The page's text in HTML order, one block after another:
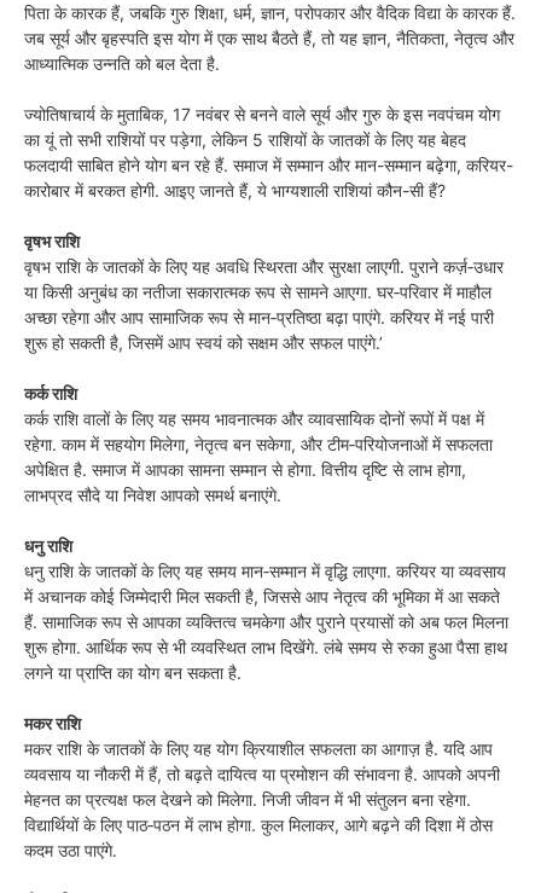
पिता के कारक हैं, जबकि गुरु शिक्षा, धर्म, ज्ञान, परोपकार और वैदिक विद्या के कारक हैं.
जब सूर्य और बृहस्पति इस योग में एक साथ बैठते हैं, तो यह ज्ञान, नैतिकता, नेतृत्व और
आध्यात्मिक उन्नति को बल देता है.
ज्योतिषाचार्य के मुताबिक, 17 नवंबर से बनने वाले सूर्य और गुरु के इस नवपंचम योग
का यूं तो सभी राशियों पर पड़ेगा, लेकिन 5 राशियों के जातकों के लिए यह बेहद
फलदायी साबित होने योग बन रहे हैं. समाज में सम्मान और मान-सम्मान बढ़ेगा, करियर-
कारोबार में बरकत होगी. आइए जानते हैं, ये भाग्यशाली राशियां कौन-सी हैं?
वृषभ राशि
वृषभ राशि के जातकों के लिए यह अवधि स्थिरता और सुरक्षा लाएगी. पुराने कर्ज़‑उधार
या किसी अनुबंध का नतीजा सकारात्मक रूप से सामने आएगा. घर‑परिवार में माहौल
अच्छा रहेगा और आप सामाजिक रूप से मान‑प्रतिष्ठा बढ़ा पाएंगे. करियर में नई पारी
शुरू हो सकती है, जिसमें आप स्वयं को सक्षम और सफल पाएंगे.’
कर्क राशि
कर्क राशि वालों के लिए यह समय भावनात्मक और व्यावसायिक दोनों रूपों में पक्ष में
रहेगा. काम में सहयोग मिलेगा, नेतृत्व बन सकेगा, और टीम‑परियोजनाओं में सफलता
अपेक्षित है. समाज में आपका सामना सम्मान से होगा. वित्तीय दृष्टि से लाभ होगा,
लाभप्रद सौदे या निवेश आपको समर्थ बनाएंगे.
धनु राशि
धनु राशि के जातकों के लिए यह समय मान‑सम्मान में वृद्धि लाएगा. करियर या व्यवसाय
में अचानक कोई जिम्मेदारी मिल सकती है, जिससे आप नेतृत्व की भूमिका में आ सकते
हैं. सामाजिक रूप से आपका व्यक्तित्व चमकेगा और पुराने प्रयासों को अब फल मिलना
शुरू होगा. आर्थिक रूप से भी व्यवस्थित लाभ दिखेंगे. लंबे समय से रुका हुआ पैसा हाथ
लगने या प्राप्ति का योग बन सकता है.
मकर राशि
मकर राशि के जातकों के लिए यह योग क्रियाशील सफलता का आगाज़ है. यदि आप
व्यवसाय या नौकरी में हैं, तो बढ़ते दायित्व या प्रमोशन की संभावना है. आपको अपनी
मेहनत का प्रत्यक्ष फल देखने को मिलेगा. निजी जीवन में भी संतुलन बना रहेगा.
विद्यार्थियों के लिए पाठ‑पठन में लाभ होगा. कुल मिलाकर, आगे बढ़ने की दिशा में ठोस
कदम उठा पाएंगे.